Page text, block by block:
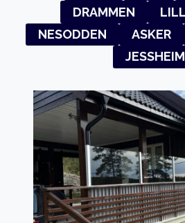
DRAMMEN
NESODDEN
ASKER
JESSHEIM